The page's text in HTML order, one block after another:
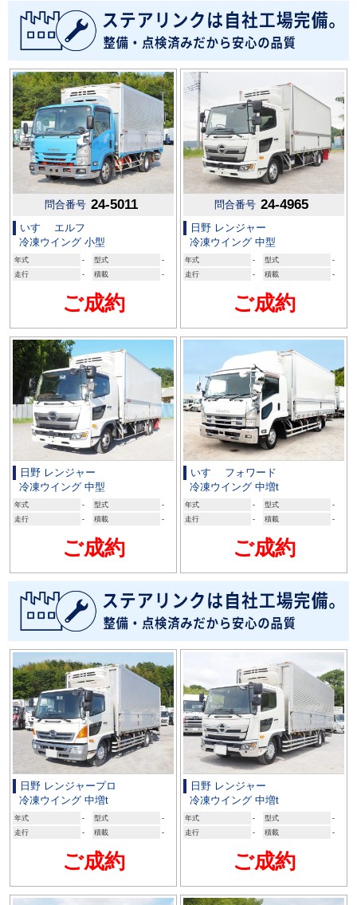
問合番号 24-5011
いすゞ エルフ
冷凍ウイング 小型
年式 - 型式
-
走行
- 積載 -
ご成約
問合番号 24-4965
日野 レンジャー
冷凍ウイング 中型
年式 - 型式
-
走行
- 積載 -
ご成約
日野 レンジャー
冷凍ウイング 中型
年式 - 型式
-
走行
- 積載 -
ご成約
いすゞ フォワード
冷凍ウイング 中増t
年式 - 型式
-
走行
- 積載 -
ご成約
日野 レンジャープロ
冷凍ウイング 中増t
年式 - 型式
-
走行
- 積載 -
ご成約
日野 レンジャー
冷凍ウイング 中増t
年式 - 型式
-
走行
- 積載 -
ご成約